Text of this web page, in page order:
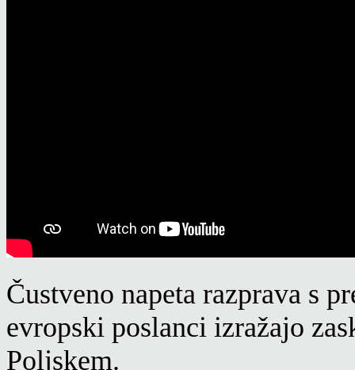
Čustveno napeta razprava s
evropski poslanci izražajo
Poljskem.